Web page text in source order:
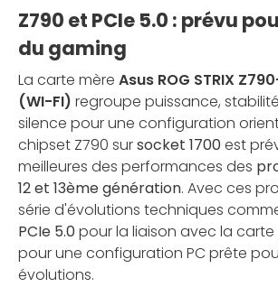
Z790 et PCIe 5.0 : prévu
du gaming
La carte mère Asus ROG STRIX
(WI-FI) regroupe puissance,
silence pour une configuration
chipset Z790 sursocket 1700est
meilleures des performances des
12 et 13ème génération. Avec ces
série d'évolutions techniques
PCIe 5.0pour la liaison avec la
pour une configuration PC prête
évolutions.